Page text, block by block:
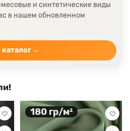
цвета индиго
и синтетические виды
в нашем обновленном
каталог →
180 гр/м²